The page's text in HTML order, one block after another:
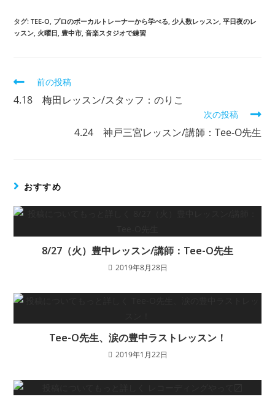
タグ:TEE-O, プロのボーカルトレーナーから学べる, 少人数レッスン, 平日夜のレ
ッスン, 火曜日, 豊中市, 音楽スタジオで練習
前の投稿
4.18 梅田レッスン/スタッフ：のりこ
次の投稿
4.24 神戸三宮レッスン/講師：Tee-O先生
おすすめ
8/27（火）豊中レッスン/講師：Tee-O先生
2019年8月28日
Tee-O先生、涙の豊中ラストレッスン！
2019年1月22日